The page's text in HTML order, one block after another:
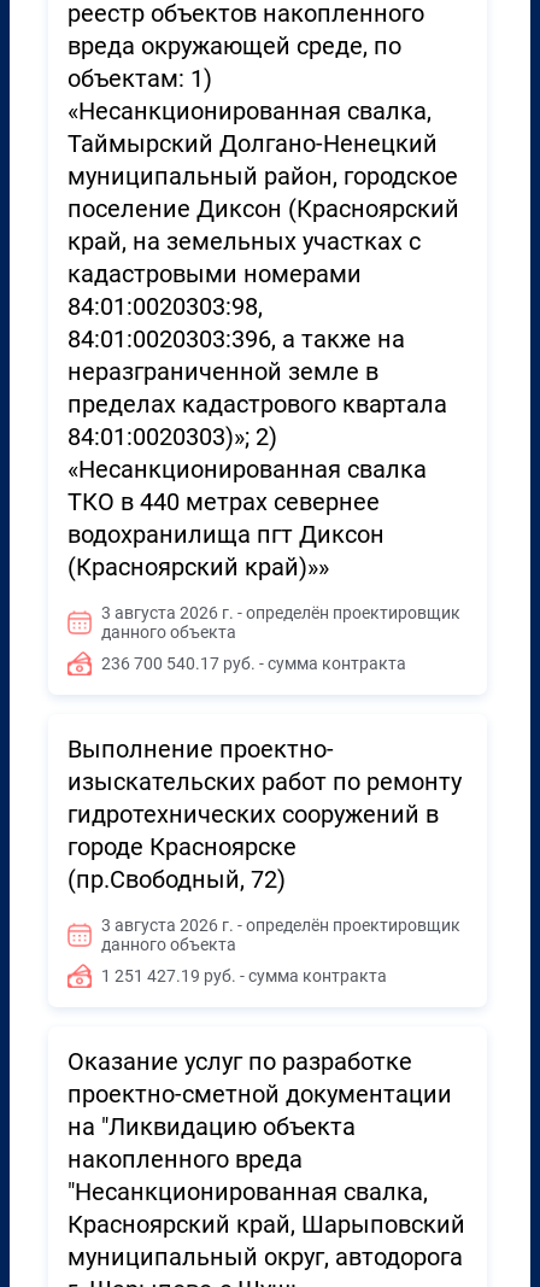
реестр объектов накопленного
вреда окружающей среде, по
объектам: 1)
«Несанкционированная свалка,
Таймырский Долгано-Ненецкий
муниципальный район, городское
поселение Диксон (Красноярский
край, на земельных участках с
кадастровыми номерами
84:01:0020303:98,
84:01:0020303:396, а также на
неразграниченной земле в
пределах кадастрового квартала
84:01:0020303)»; 2)
«Несанкционированная свалка
ТКО в 440 метрах севернее
водохранилища пгт Диксон
(Красноярский край)»»
3 августа 2026 г. - определён проектировщик
данного объекта
236 700 540.17 руб. - сумма контракта
Выполнение проектно-
изыскательских работ по ремонту
гидротехнических сооружений в
городе Красноярске
(пр.Свободный, 72)
3 августа 2026 г. - определён проектировщик
данного объекта
1 251 427.19 руб. - сумма контракта
Оказание услуг по разработке
проектно-сметной документации
на "Ликвидацию объекта
накопленного вреда
"Несанкционированная свалка,
Красноярский край, Шарыповский
муниципальный округ, автодорога